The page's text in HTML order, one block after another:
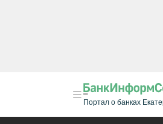
Портал о банках